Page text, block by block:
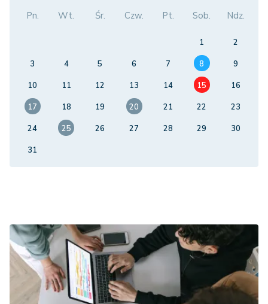
Pn. Wt. Śr. Czw. Pt. Sob. Ndz.
1
2
3
4 5 6 7 8
9
10
11 12 13 14 15
16
17
18 19 20 21 22
23
24
25 26 27 28 29
30
31